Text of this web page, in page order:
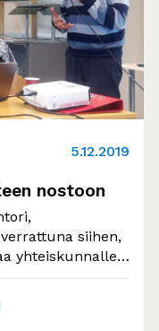
5.12.2019
nostoon
siihen,
yhteiskunnalle